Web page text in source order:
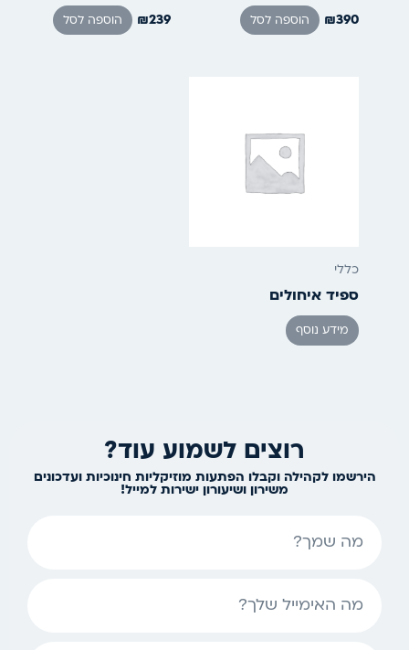
₪390 הוספה לסל ₪239 הוספה לסל
כללי
ספיד איחולים
מידע נוסף
רוצים לשמוע עוד?
הירשמו לקהילה וקבלו הפתעות מוזיקליות חינוכיות ועדכונים
משירון ושיעורון ישירות למייל!